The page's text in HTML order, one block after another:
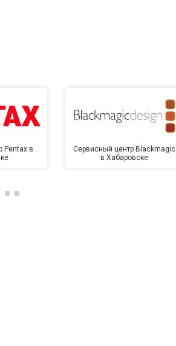
Pentax в
Сервисный центр Blackmagic
в Хабаровске